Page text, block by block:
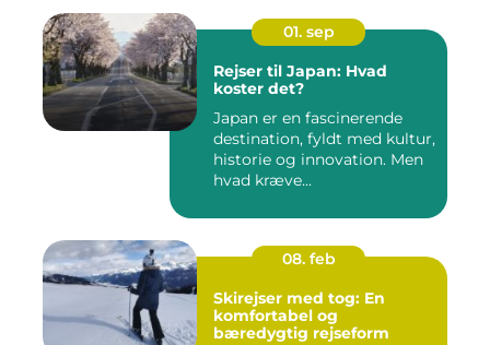
01. sep
Rejser til Japan: Hvad
koster det?
Japan er en fascinerende
destination, fyldt med kultur,
historie og innovation. Men
hvad kræve...
08. feb
Skirejser med tog: En
komfortabel og
bæredygtig rejseform